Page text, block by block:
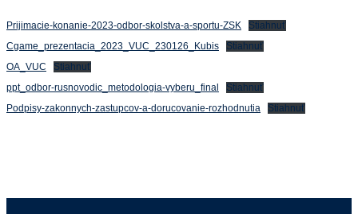
Prijimacie-konanie-2023-odbor-skolstva-a-sportu-ZSK
Stiahnuť
Cgame_prezentacia_2023_VUC_230126_Kubis
Stiahnuť
OA_VUC
Stiahnuť
ppt_odbor-rusnovodic_metodologia-vyberu_final
Stiahnuť
Podpisy-zakonnych-zastupcov-a-dorucovanie-rozhodnutia
Stiahnuť